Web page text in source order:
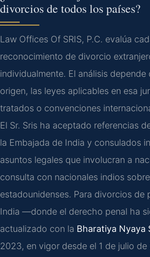
divorcios de todos los países?
Law Offices Of SRIS, P.C. evalúa
reconocimiento de divorcio
individualmente. El análisis depende
origen, las leyes aplicables en esa
tratados o convenciones
El Sr. Sris ha aceptado referencias
la Embajada de India y consulados
asuntos legales que involucran a
consulta con nacionales indios
estadounidenses. Para divorcios de
India —donde el derecho penal ha
actualizado con la Bharatiya Nyaya
2023, en vigor desde el 1 de julio